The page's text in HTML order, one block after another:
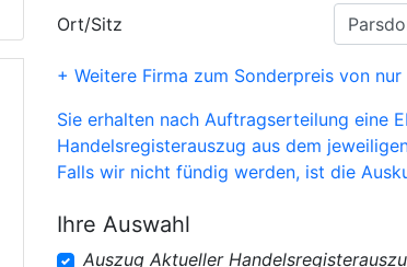
Ort/Sitz
+ Weitere Firma zum Sonderpreis von
Sie erhalten nach Auftragserteilung eine
Handelsregisterauszug aus dem
Falls wir nicht fündig werden, ist die
Ihre Auswahl
Auszug Aktueller